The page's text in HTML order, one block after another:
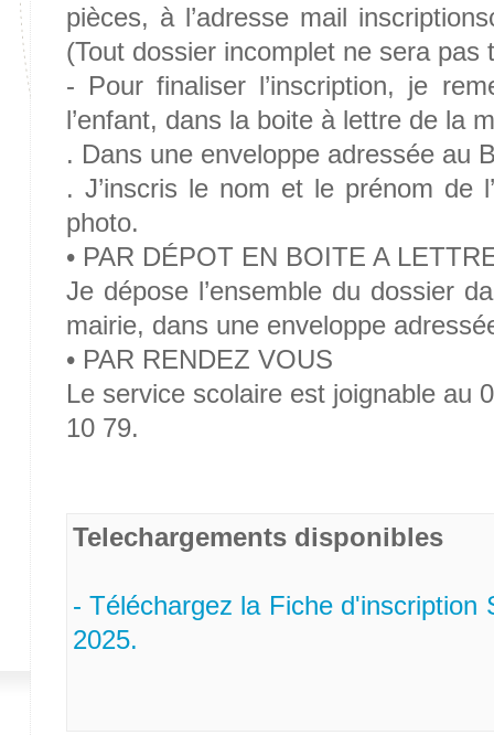
pièces, à l’adresse mail
(Tout dossier incomplet ne sera pas
- Pour finaliser l’inscription, je
l’enfant, dans la boite à lettre de la
. Dans une enveloppe adressée au
. J’inscris le nom et le prénom de
photo.
• PAR DÉPOT EN BOITE A
Je dépose l’ensemble du dossier
mairie, dans une enveloppe
• PAR RENDEZ VOUS
Le service scolaire est joignable au
10 79.
Telechargements disponibles
- Téléchargez la Fiche d'inscription
2025.